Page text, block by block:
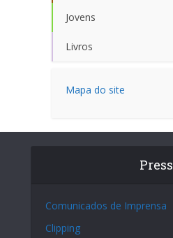
Jovens
Livros
Mapa do site
Press
Comunicados de Imprensa
Clipping